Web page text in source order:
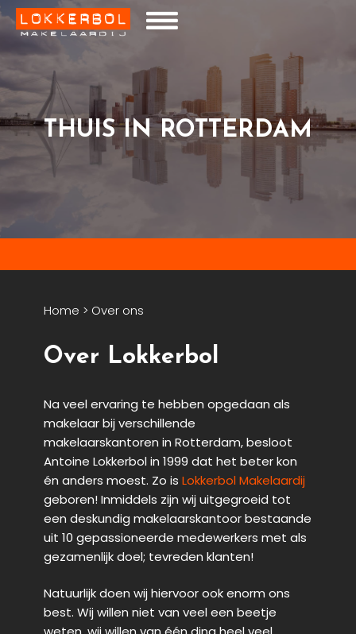
THUIS IN ROTTERDAM
Home > Over ons
Over Lokkerbol
Na veel ervaring te hebben opgedaan als
makelaar bij verschillende
makelaarskantoren in Rotterdam, besloot
Antoine Lokkerbol in 1999 dat het beter kon
én anders moest. Zo is Lokkerbol Makelaardij
geboren! Inmiddels zijn wij uitgegroeid tot
een deskundig makelaarskantoor bestaande
uit 10 gepassioneerde medewerkers met als
gezamenlijk doel; tevreden klanten!
Natuurlijk doen wij hiervoor ook enorm ons
best. Wij willen niet van veel een beetje